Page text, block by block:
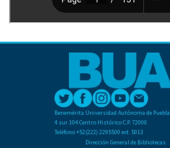
Benemérita Universidad Autónoma de Puebla
4 sur 104 Centro Histórico C.P. 72000
Teléfono +52(222) 2295500 ext. 5013
Dirección General de Bibliotecas